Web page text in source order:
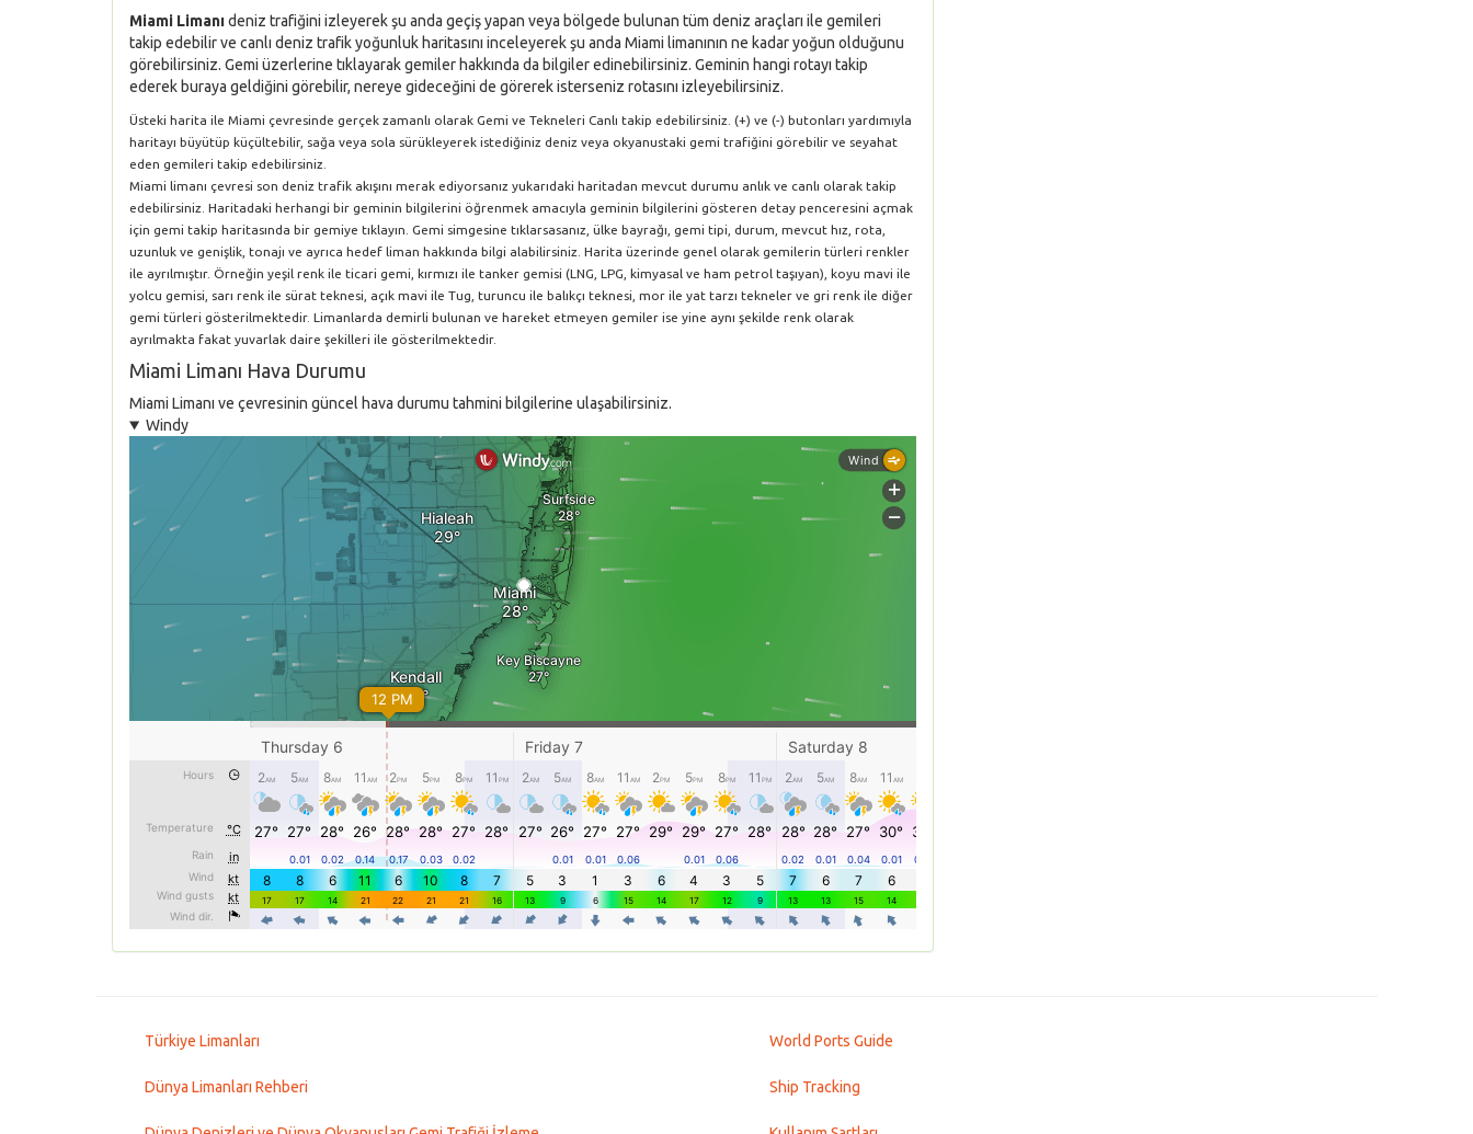
Miami Limanıdeniz trafiğini izleyerek şu anda geçiş yapan veya bölgede bulunan tüm deniz araçları ile gemileri
takip edebilir ve canlı deniz trafik yoğunluk haritasını inceleyerek şu anda Miami limanının ne kadar yoğun olduğunu
görebilirsiniz. Gemi üzerlerine tıklayarak gemiler hakkında da bilgiler edinebilirsiniz. Geminin hangi rotayı takip
ederek buraya geldiğini görebilir, nereye gideceğini de görerek isterseniz rotasını izleyebilirsiniz.
Üsteki harita ile Miami çevresinde gerçek zamanlı olarak Gemi ve Tekneleri Canlı takip edebilirsiniz. (+) ve (-) butonları yardımıyla
haritayı büyütüp küçültebilir, sağa veya sola sürükleyerek istediğiniz deniz veya okyanustaki gemi trafiğini görebilir ve seyahat
eden gemileri takip edebilirsiniz.
Miami limanı çevresi son deniz trafik akışını merak ediyorsanız yukarıdaki haritadan mevcut durumu anlık ve canlı olarak takip
edebilirsiniz. Haritadaki herhangi bir geminin bilgilerini öğrenmek amacıyla geminin bilgilerini gösteren detay penceresini açmak
için gemi takip haritasında bir gemiye tıklayın. Gemi simgesine tıklarsasanız, ülke bayrağı, gemi tipi, durum, mevcut hız, rota,
uzunluk ve genişlik, tonajı ve ayrıca hedef liman hakkında bilgi alabilirsiniz. Harita üzerinde genel olarak gemilerin türleri renkler
ile ayrılmıştır. Örneğin yeşil renk ile ticari gemi, kırmızı ile tanker gemisi (LNG, LPG, kimyasal ve ham petrol taşıyan), koyu mavi ile
yolcu gemisi, sarı renk ile sürat teknesi, açık mavi ile Tug, turuncu ile balıkçı teknesi, mor ile yat tarzı tekneler ve gri renk ile diğer
gemi türleri gösterilmektedir. Limanlarda demirli bulunan ve hareket etmeyen gemiler ise yine aynı şekilde renk olarak
ayrılmakta fakat yuvarlak daire şekilleri ile gösterilmektedir.
Miami Limanı Hava Durumu
Miami Limanı ve çevresinin güncel hava durumu tahmini bilgilerine ulaşabilirsiniz.
Windy
Türkiye Limanları
Dünya Limanları Rehberi
World Ports Guide
Ship Tracking